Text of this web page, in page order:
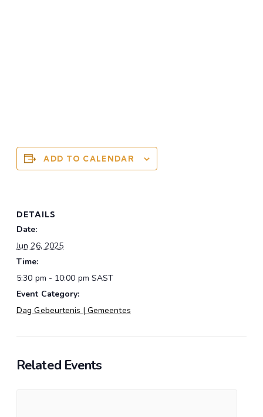
ADD TO CALENDAR
DETAILS
Date:
Jun 26, 2025
Time:
5:30 pm - 10:00 pm SAST
Event Category:
Dag Gebeurtenis | Gemeentes
Related Events